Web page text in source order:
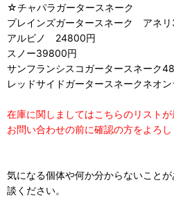
☆チャパラガータースネーク
プレインズガータースネーク アネ
アルビノ 24800円
スノー39800円
サンフランシスコガータースネーク
レッドサイドガータースネークネオン
在庫に関しましてはこちらのリストが
お問い合わせの前に確認の方をよろし
気になる個体や何か分からないこと
談ください。